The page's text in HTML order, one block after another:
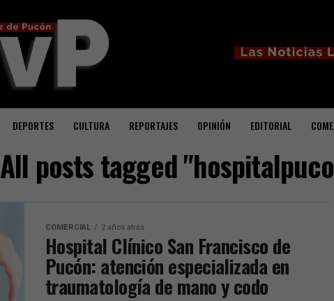
DEPORTES CULTURA REPORTAJES OPINIÓN EDITORIAL
All posts tagged
COMERCIAL 2 años atrás
Hospital Clínico San Francisco de
Pucón: atención especializada en
traumatología de mano y codo